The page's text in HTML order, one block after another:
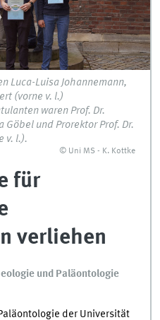
Luca-Luisa Johannemann,
(vorne v. l.)
waren Prof. Dr.
Göbel und Prorektor Prof. Dr.
v. l.).
© Uni MS - K. Kottke
für
verliehen
und Paläontologie
der Universität